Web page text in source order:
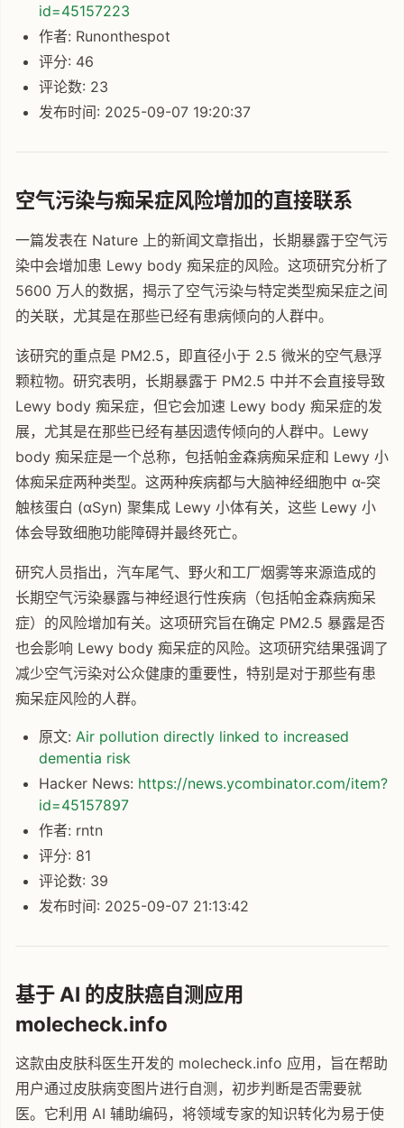
id=45157223
作者: Runonthespot
评分: 46
评论数: 23
发布时间: 2025-09-07 19:20:37
空气污染与痴呆症风险增加的直接联系
一篇发表在 Nature 上的新闻文章指出，长期暴露于空气污
染中会增加患 Lewy body 痴呆症的风险。这项研究分析了
5600 万人的数据，揭示了空气污染与特定类型痴呆症之间
的关联，尤其是在那些已经有患病倾向的人群中。
该研究的重点是 PM2.5，即直径小于 2.5 微米的空气悬浮
颗粒物。研究表明，长期暴露于 PM2.5 中并不会直接导致
Lewy body 痴呆症，但它会加速 Lewy body 痴呆症的发
展，尤其是在那些已经有基因遗传倾向的人群中。Lewy
body 痴呆症是一个总称，包括帕金森病痴呆症和 Lewy 小
体痴呆症两种类型。这两种疾病都与大脑神经细胞中 α-突
触核蛋白 (αSyn) 聚集成 Lewy 小体有关，这些 Lewy 小
体会导致细胞功能障碍并最终死亡。
研究人员指出，汽车尾气、野火和工厂烟雾等来源造成的
长期空气污染暴露与神经退行性疾病（包括帕金森病痴呆
症）的风险增加有关。这项研究旨在确定 PM2.5 暴露是否
也会影响 Lewy body 痴呆症的风险。这项研究结果强调了
减少空气污染对公众健康的重要性，特别是对于那些有患
痴呆症风险的人群。
原文: Air pollution directly linked to increased
dementia risk
Hacker News: https://news.ycombinator.com/item?
id=45157897
作者: rntn
评分: 81
评论数: 39
发布时间: 2025-09-07 21:13:42
基于 AI 的皮肤癌自测应用
molecheck.info
这款由皮肤科医生开发的 molecheck.info 应用，旨在帮助
用户通过皮肤病变图片进行自测，初步判断是否需要就
医。它利用 AI 辅助编码，将领域专家的知识转化为易于使